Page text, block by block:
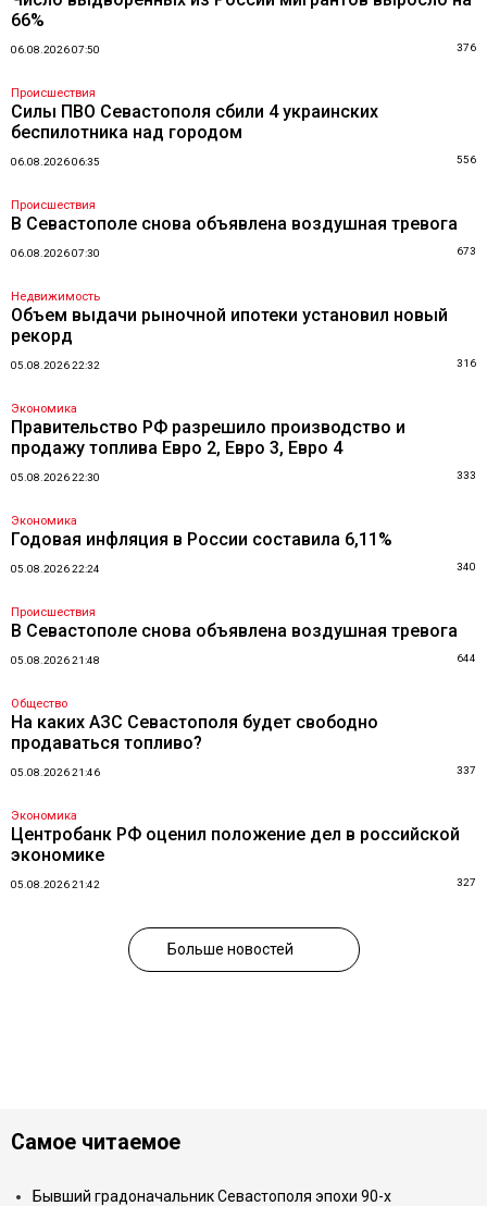
66%
06.08.2026 07:50 376
Происшествия
Силы ПВО Севастополя сбили 4 украинских
беспилотника над городом
06.08.2026 06:35 556
Происшествия
В Севастополе снова объявлена воздушная тревога
06.08.2026 07:30 673
Недвижимость
Объем выдачи рыночной ипотеки установил новый
рекорд
05.08.2026 22:32 316
Экономика
Правительство РФ разрешило производство и
продажу топлива Евро 2, Евро 3, Евро 4
05.08.2026 22:30 333
Экономика
Годовая инфляция в России составила 6,11%
05.08.2026 22:24 340
Происшествия
В Севастополе снова объявлена воздушная тревога
05.08.2026 21:48 644
Общество
На каких АЗС Севастополя будет свободно
продаваться топливо?
05.08.2026 21:46 337
Экономика
Центробанк РФ оценил положение дел в российской
экономике
05.08.2026 21:42 327
Больше новостей
Самое читаемое
Бывший градоначальник Севастополя эпохи 90-х